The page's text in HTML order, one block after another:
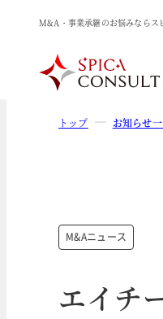
M&A・事業承継のお悩みならス
トップ お知らせ
M&Aニュース
エイチ